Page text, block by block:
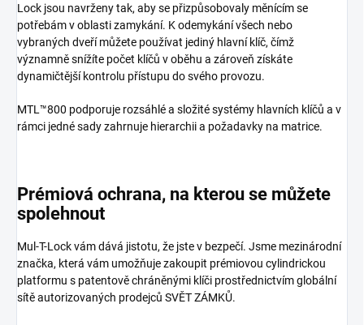
Lock jsou navrženy tak, aby se přizpůsobovaly měnícím se
potřebám v oblasti zamykání. K odemykání všech nebo
vybraných dveří můžete používat jediný hlavní klíč, čímž
významně snížíte počet klíčů v oběhu a zároveň získáte
dynamičtější kontrolu přístupu do svého provozu.
MTL™800 podporuje rozsáhlé a složité systémy hlavních klíčů a v
rámci jedné sady zahrnuje hierarchii a požadavky na matrice.
Prémiová ochrana, na kterou se můžete
spolehnout
Mul-T-Lock vám dává jistotu, že jste v bezpečí. Jsme mezinárodní
značka, která vám umožňuje zakoupit prémiovou cylindrickou
platformu s patentově chráněnými klíči prostřednictvím globální
sítě autorizovaných prodejců SVĚT ZÁMKŮ.